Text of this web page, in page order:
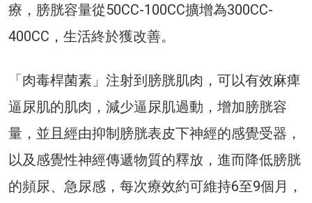
療，膀胱容量從50CC-100CC擴增為300CC-
400CC，生活終於獲改善。
「肉毒桿菌素」注射到膀胱肌肉，可以有效麻痺
逼尿肌的肌肉，減少逼尿肌過動，增加膀胱容
量，並且經由抑制膀胱表皮下神經的感覺受器，
以及感覺性神經傳遞物質的釋放，進而降低膀胱
的頻尿、急尿感，每次療效約可維持6至9個月，